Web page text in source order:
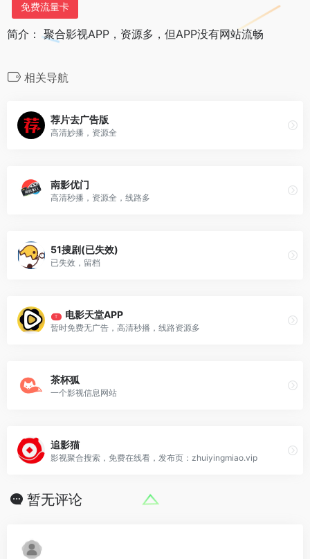
免费流量卡
简介： 聚合影视APP，资源多，但APP没有网站流畅
相关导航
荐片去广告版
高清妙播，资源全
南影优门
高清秒播，资源全，线路多
51搜剧(已失效)
已失效，留档
T 电影天堂APP
暂时免费无广告，高清秒播，线路资源多
茶杯狐
一个影视信息网站
追影猫
影视聚合搜索，免费在线看，发布页：zhuiyingmiao.vip
暂无评论